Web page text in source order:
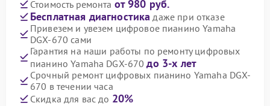
Стоимость ремонта от 980 руб.
Бесплатная диагностика даже при отказе
Привезем и увезем цифровое пианино Yamaha
DGX-670 сами
Гарантия на наши работы по ремонту цифровых
пианино Yamaha DGX-670до 3-х лет
Срочный ремонт цифровых пианино Yamaha DGX-
670 в течении часа
Скидка для вас до 20%